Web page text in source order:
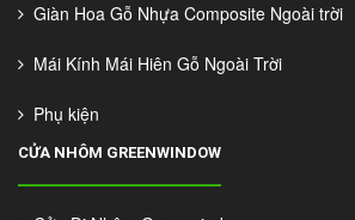
Giàn Hoa Gỗ Nhựa Composite Ngoài trời
Mái Kính Mái Hiên Gỗ Ngoài Trời
Phụ kiện
CỬA NHÔM GREENWINDOW